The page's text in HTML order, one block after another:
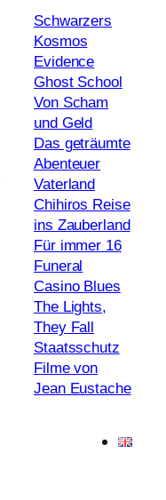
Schwarzers
Kosmos
Evidence
Ghost School
Von Scham
und Geld
Das geträumte
Abenteuer
Vaterland
Chihiros Reise
ins Zauberland
Für immer 16
Funeral
Casino Blues
The Lights,
They Fall
Staatsschutz
Filme von
Jean Eustache